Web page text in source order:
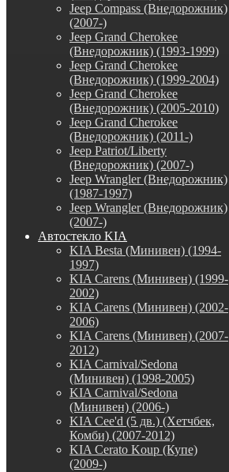
Jeep Compass (Внедорожник)
(2007-)
Jeep Grand Cherokee
(Внедорожник) (1993-1999)
Jeep Grand Cherokee
(Внедорожник) (1999-2004)
Jeep Grand Cherokee
(Внедорожник) (2005-2010)
Jeep Grand Cherokee
(Внедорожник) (2011-)
Jeep Patriot/Liberty
(Внедорожник) (2007-)
Jeep Wrangler (Внедорожник)
(1987-1997)
Jeep Wrangler (Внедорожник)
(2007-)
Автостекло KIA
KIA Besta (Минивен) (1994-
1997)
KIA Carens (Минивен) (1999-
2002)
KIA Carens (Минивен) (2002-
2006)
KIA Carens (Минивен) (2007-
2012)
KIA Carnival/Sedona
(Минивен) (1998-2005)
KIA Carnival/Sedona
(Минивен) (2006-)
KIA Cee'd (5 дв.) (Хетчбек,
Комби) (2007-2012)
KIA Cerato Koup (Купе)
(2009-)